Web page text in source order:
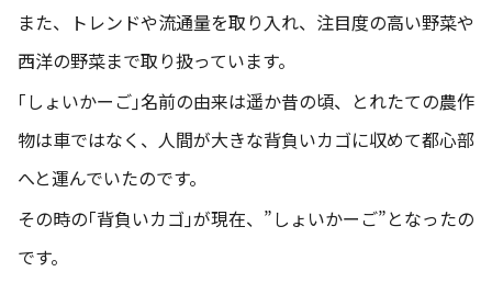
また、トレンドや流通量を取り入れ、注目度の高い野菜や
西洋の野菜まで取り扱っています。
｢しょいかーご｣名前の由来は遥か昔の頃、とれたての農作
物は車ではなく、人間が大きな背負いカゴに収めて都心部
へと運んでいたのです。
その時の｢背負いカゴ｣が現在、”しょいかーご”となったの
です。